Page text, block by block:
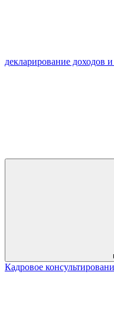
декларирование доходов
Кадровое